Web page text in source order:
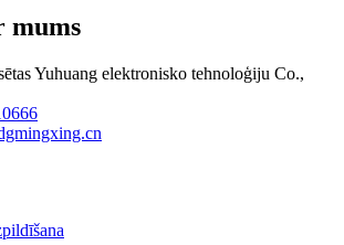
mums
Yuhuang elektronisko tehnoloģiju Co.,